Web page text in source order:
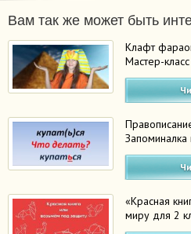
Вам так же может быть
Клафт
Мастер-класс
Запоминалка
«Красная
миру для 2